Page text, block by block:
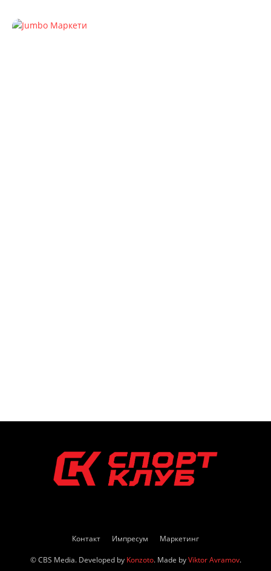
Контакт Импресум Маркетинг
© CBS Media. Developed by Konzoto. Made byViktor Avramov.